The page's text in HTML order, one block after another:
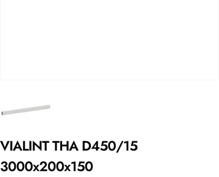
VIALINT THA D450/15
3000x200x150